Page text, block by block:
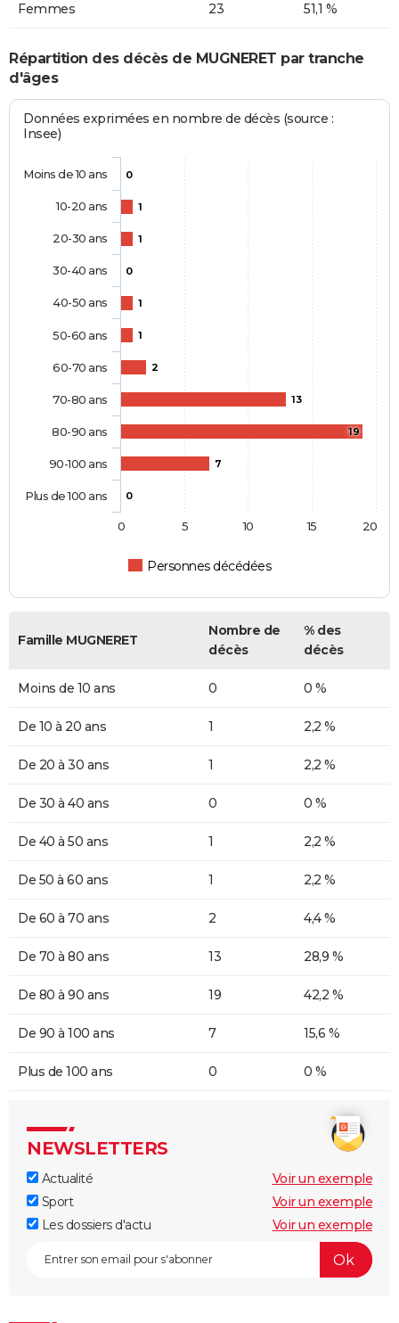
Femmes 23 51,1 %
Répartition des décès de MUGNERET par tranche
d'âges
Données exprimées en nombre de décès (source :
Insee)
0
1
1
0
1
1
2
13
19
7
0
Personnes décédées
Moins de 10 ans
10-20 ans
20-30 ans
30-40 ans
40-50 ans
50-60 ans
60-70 ans
70-80 ans
80-90 ans
90-100 ans
Plus de 100 ans
0 5 10 15 20
Famille MUGNERET
Nombre de
décès
% des
décès
Moins de 10 ans 0 0 %
De 10 à 20 ans 1 2,2 %
De 20 à 30 ans 1 2,2 %
De 30 à 40 ans 0 0 %
De 40 à 50 ans 1 2,2 %
De 50 à 60 ans 1 2,2 %
De 60 à 70 ans 2 4,4 %
De 70 à 80 ans 13 28,9 %
De 80 à 90 ans 19 42,2 %
De 90 à 100 ans 7 15,6 %
Plus de 100 ans 0 0 %
NEWSLETTERS
Actualité
Voir un exemple
Sport
Voir un exemple
Les dossiers d'actu
Voir un exemple